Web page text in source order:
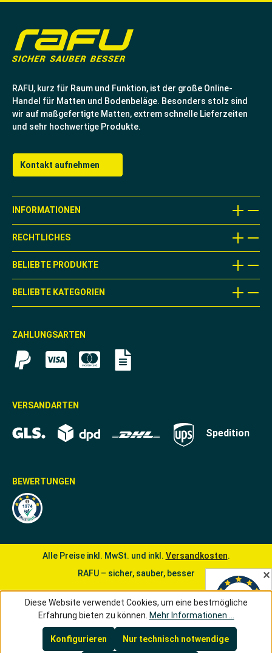
RAFU, kurz für Raum und Funktion, ist der große Online-
Handel für Matten und Bodenbeläge. Besonders stolz sind
wir auf maßgefertigte Matten, extrem schnelle Lieferzeiten
und sehr hochwertige Produkte.
Kontakt aufnehmen
INFORMATIONEN
BELIEBTE PRODUKTE
RECHTLICHES
BELIEBTE KATEGORIEN
ZAHLUNGSARTEN
VERSANDARTEN
Spedition
BEWERTUNGEN
Alle Preise inkl. MwSt. und inkl. Versandkosten.
RAFU – sicher, sauber, besser
Diese Website verwendet Cookies, um eine bestmögliche
Erfahrung bieten zu können. Mehr Informationen ...
Nur technisch notwendige
Konfigurieren
✕